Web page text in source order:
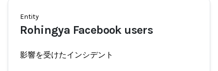
Entity
Rohingya Facebook users
影響を受けたインシデント